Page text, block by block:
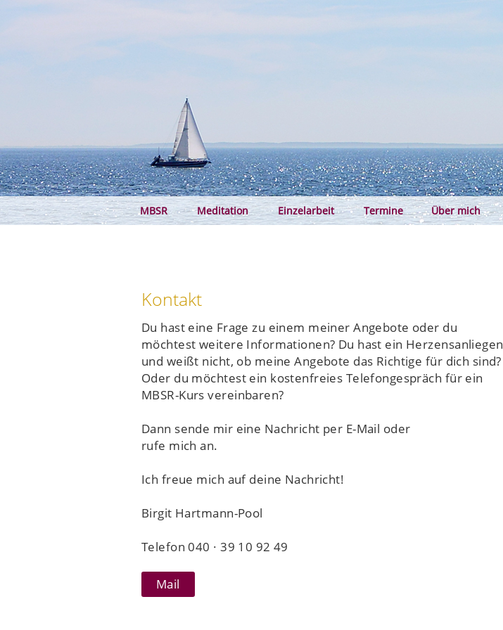
MBSR Meditation Einzelarbeit Termine Über mich
Kontakt
Du hast eine Frage zu einem meiner Angebote oder du
möchtest weitere Informationen? Du hast ein Herzensanliegen
und weißt nicht, ob meine Angebote das Richtige für dich sind?
Oder du möchtest ein kostenfreies Telefongespräch für ein
MBSR-Kurs vereinbaren?
Dann sende mir eine Nachricht per E-Mail oder
rufe mich an.
Ich freue mich auf deine Nachricht!
Birgit Hartmann-Pool
Telefon 040 · 39 10 92 49
Mail